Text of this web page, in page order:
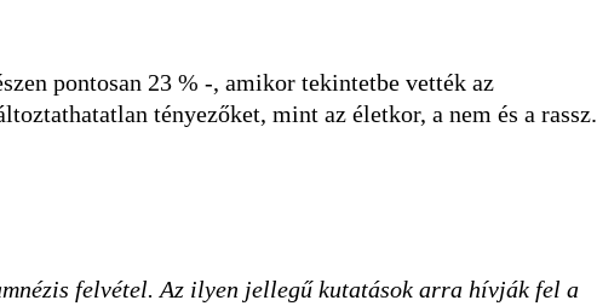
pontosan 23 % -, amikor tekintetbe vették az
tényezőket, mint az életkor, a nem és a rassz.
felvétel. Az ilyen jellegű kutatások arra hívják fel a